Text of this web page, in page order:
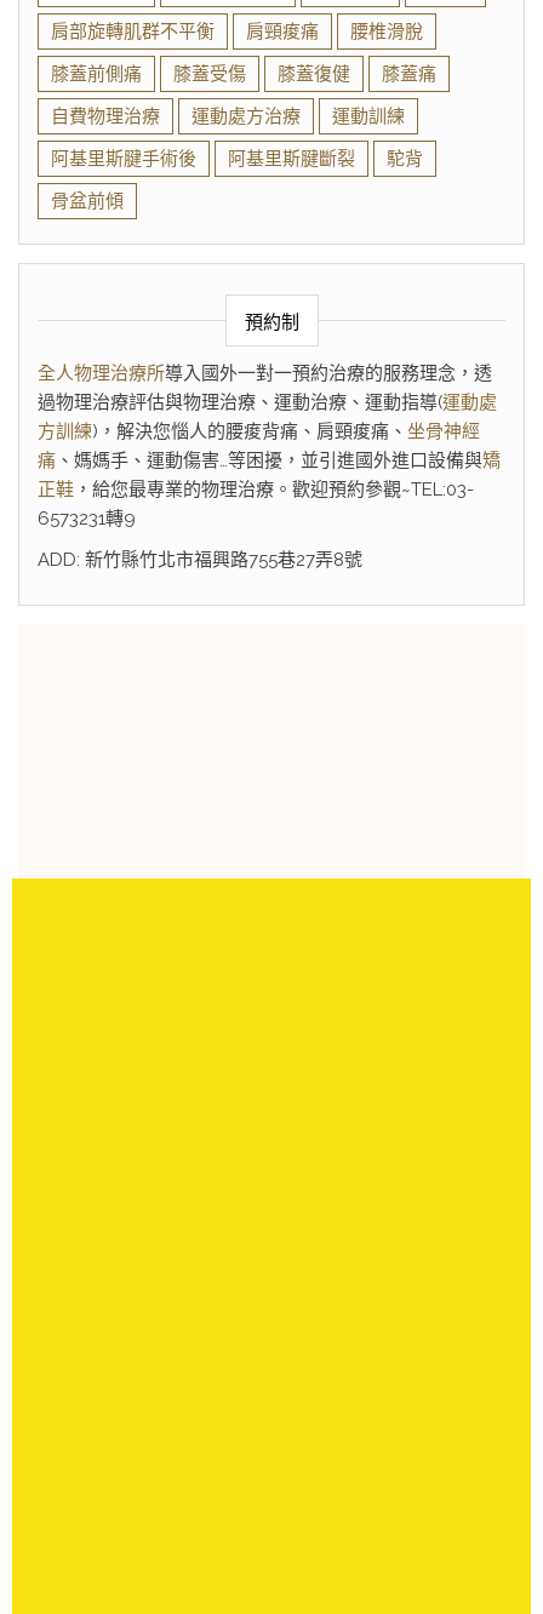
肩部旋轉肌群不平衡
肩頸痠痛
腰椎滑脫
膝蓋前側痛
膝蓋受傷 膝蓋復健
膝蓋痛
自費物理治療
運動處方治療
運動訓練
阿基里斯腱手術後
阿基里斯腱斷裂
駝背
骨盆前傾
預約制
全人物理治療所導入國外一對一預約治療的服務理念，透
過物理治療評估與物理治療、運動治療、運動指導(運動處
方訓練)，解決您惱人的腰痠背痛、肩頸痠痛、 坐骨神經
痛 、媽媽手、運動傷害…等困擾，並引進國外進口設備與矯
正鞋 ，給您最專業的物理治療。歡迎預約參觀~TEL:03-
6573231轉9
ADD: 新竹縣竹北市福興路755巷27弄8號